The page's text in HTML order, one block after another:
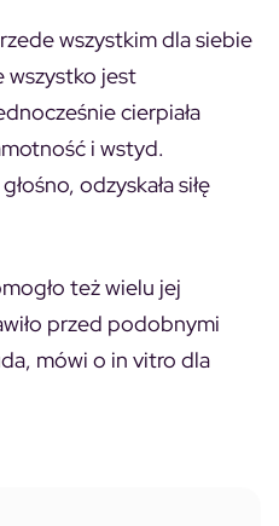
wszystkim dla siebie
wszystko jest
cierpiała
i wstyd.
odzyskała siłę
też wielu jej
przed podobnymi
mówi o in vitro dla